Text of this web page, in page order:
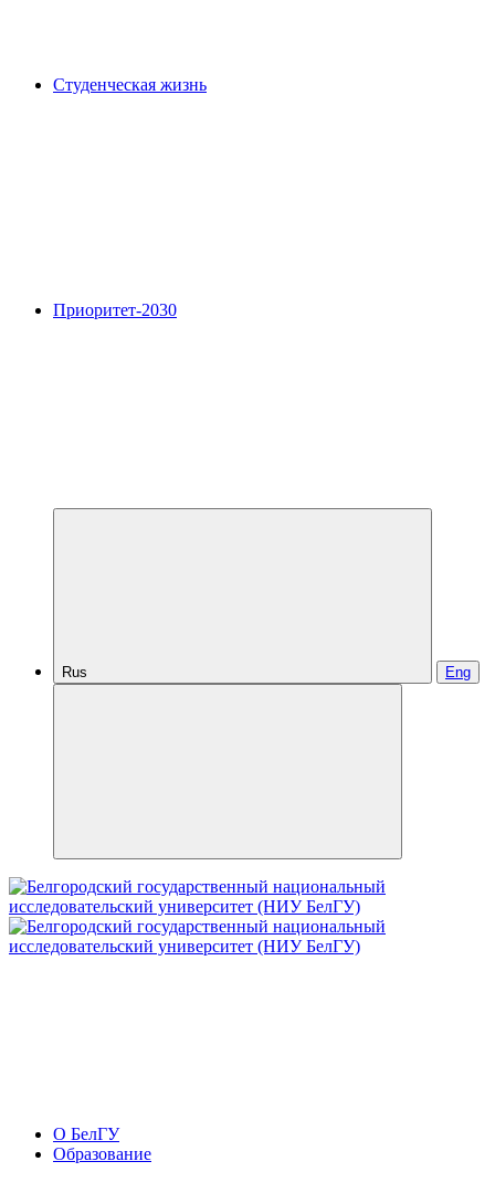
Студенческая жизнь
Приоритет-2030
Rus Eng
О БелГУ
Образование